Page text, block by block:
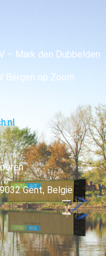
– Mark den Dubbelden
Bergen op Zoom
Gent, België